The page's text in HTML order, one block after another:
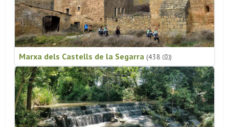
Marxa dels Castells de la Segarra (438 )